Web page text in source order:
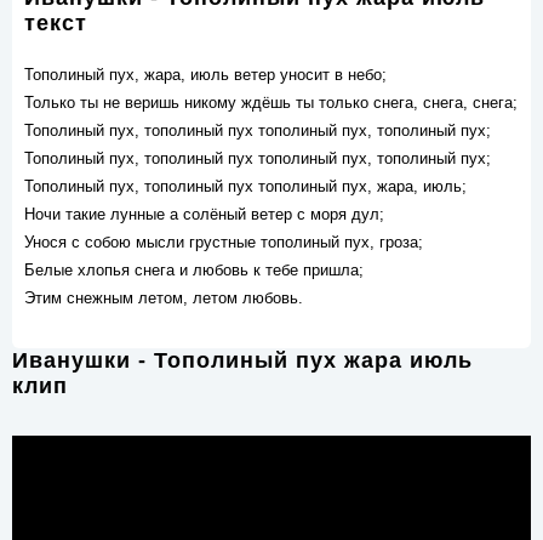
текст
Тополиный пух, жара, июль ветер уносит в небо;
Только ты не веришь никому ждёшь ты только снега, снега, снега;
Тополиный пух, тополиный пух тополиный пух, тополиный пух;
Тополиный пух, тополиный пух тополиный пух, тополиный пух;
Тополиный пух, тополиный пух тополиный пух, жара, июль;
Ночи такие лунные а солёный ветер с моря дул;
Унося с собою мысли грустные тополиный пух, гроза;
Белые хлопья снега и любовь к тебе пришла;
Этим снежным летом, летом любовь.
Иванушки - Тополиный пух жара июль
клип